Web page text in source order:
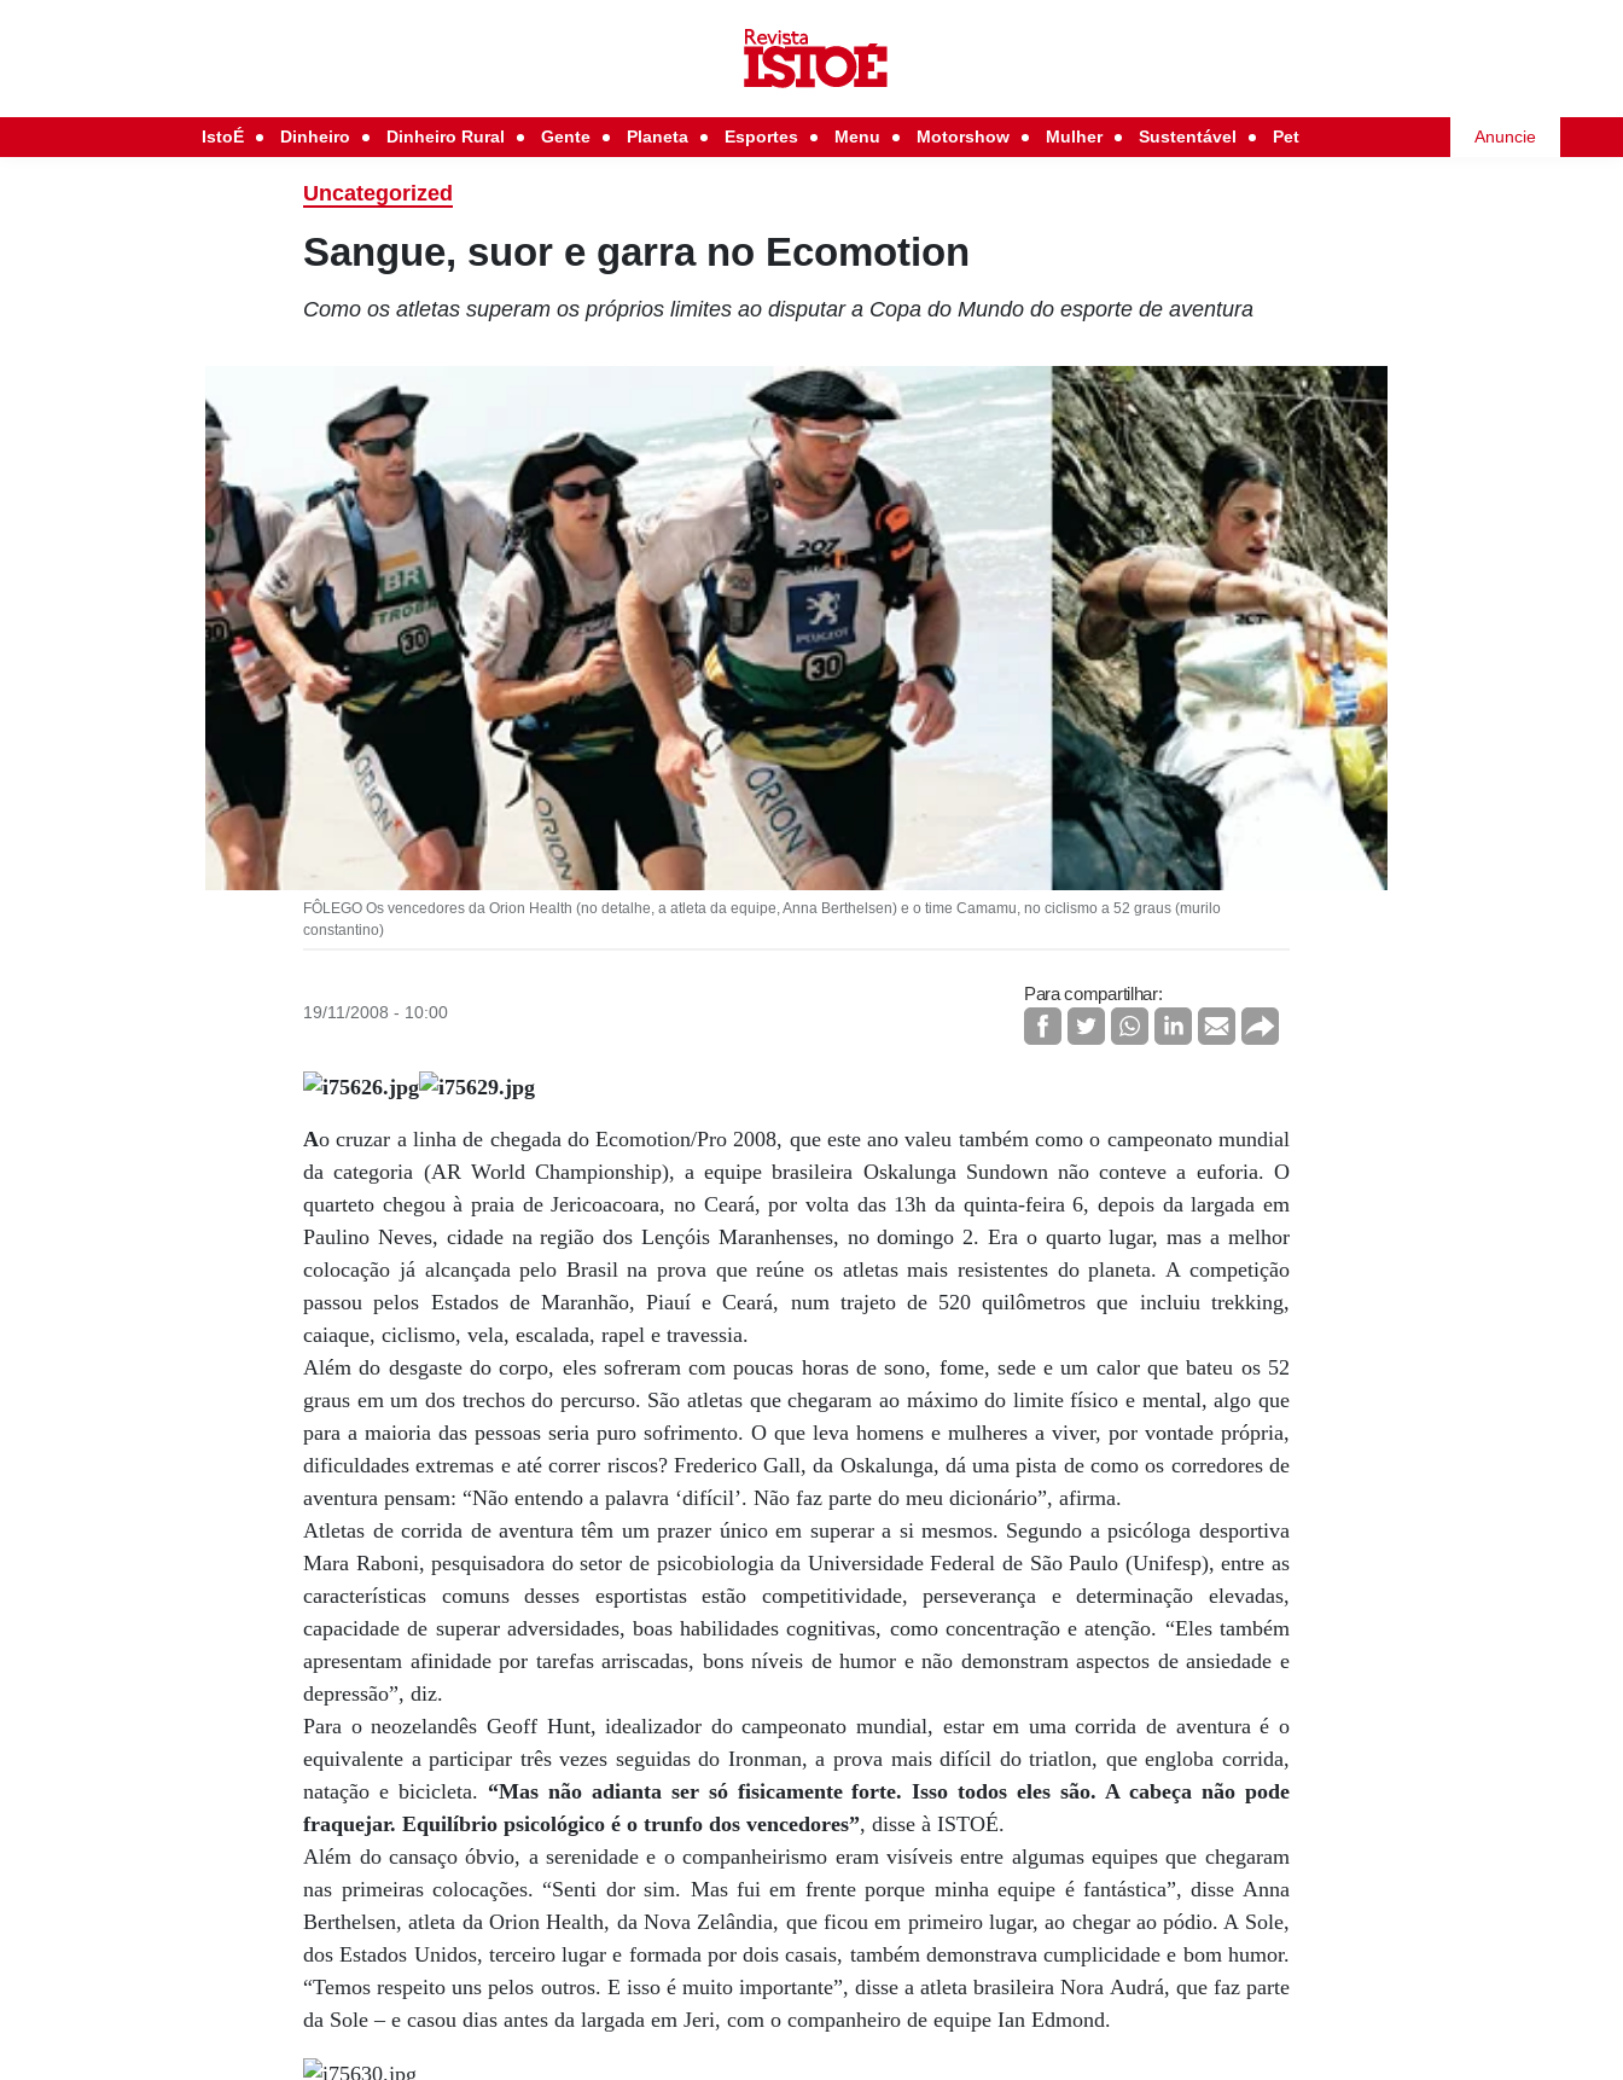
IstoÉ Dinheiro Dinheiro Rural Gente Planeta Esportes Menu Motorshow Mulher Sustentável Pet Anuncie
Uncategorized
Sangue, suor e garra no Ecomotion
Como os atletas superam os próprios limites ao disputar a Copa do Mundo do esporte de aventura
FÔLEGO Os vencedores da Orion Health (no detalhe, a atleta da equipe, Anna Berthelsen) e o time Camamu, no ciclismo a 52 graus (murilo
constantino)
19/11/2008 - 10:00
Para compartilhar:
Ao cruzar a linha de chegada do Ecomotion/Pro 2008, que este ano valeu também como o campeonato mundial
da categoria (AR World Championship), a equipe brasileira Oskalunga Sundown não conteve a euforia. O
quarteto chegou à praia de Jericoacoara, no Ceará, por volta das 13h da quinta-feira 6, depois da largada em
Paulino Neves, cidade na região dos Lençóis Maranhenses, no domingo 2. Era o quarto lugar, mas a melhor
colocação já alcançada pelo Brasil na prova que reúne os atletas mais resistentes do planeta. A competição
passou pelos Estados de Maranhão, Piauí e Ceará, num trajeto de 520 quilômetros que incluiu trekking,
caiaque, ciclismo, vela, escalada, rapel e travessia.
Além do desgaste do corpo, eles sofreram com poucas horas de sono, fome, sede e um calor que bateu os 52
graus em um dos trechos do percurso. São atletas que chegaram ao máximo do limite físico e mental, algo que
para a maioria das pessoas seria puro sofrimento. O que leva homens e mulheres a viver, por vontade própria,
dificuldades extremas e até correr riscos? Frederico Gall, da Oskalunga, dá uma pista de como os corredores de
aventura pensam: “Não entendo a palavra ‘difícil’. Não faz parte do meu dicionário”, afirma.
Atletas de corrida de aventura têm um prazer único em superar a si mesmos. Segundo a psicóloga desportiva
Mara Raboni, pesquisadora do setor de psicobiologia da Universidade Federal de São Paulo (Unifesp), entre as
características comuns desses esportistas estão competitividade, perseverança e determinação elevadas,
capacidade de superar adversidades, boas habilidades cognitivas, como concentração e atenção. “Eles também
apresentam afinidade por tarefas arriscadas, bons níveis de humor e não demonstram aspectos de ansiedade e
depressão”, diz.
Para o neozelandês Geoff Hunt, idealizador do campeonato mundial, estar em uma corrida de aventura é o
equivalente a participar três vezes seguidas do Ironman, a prova mais difícil do triatlon, que engloba corrida,
natação e bicicleta. “Mas não adianta ser só fisicamente forte. Isso todos eles são. A cabeça não pode
fraquejar. Equilíbrio psicológico é o trunfo dos vencedores”, disse à ISTOÉ.
Além do cansaço óbvio, a serenidade e o companheirismo eram visíveis entre algumas equipes que chegaram
nas primeiras colocações. “Senti dor sim. Mas fui em frente porque minha equipe é fantástica”, disse Anna
Berthelsen, atleta da Orion Health, da Nova Zelândia, que ficou em primeiro lugar, ao chegar ao pódio. A Sole,
dos Estados Unidos, terceiro lugar e formada por dois casais, também demonstrava cumplicidade e bom humor.
“Temos respeito uns pelos outros. E isso é muito importante”, disse a atleta brasileira Nora Audrá, que faz parte
da Sole – e casou dias antes da largada em Jeri, com o companheiro de equipe Ian Edmond.